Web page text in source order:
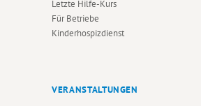
Letzte Hilfe-Kurs
Für Betriebe
Kinderhospizdienst
VERANSTALTUNGEN